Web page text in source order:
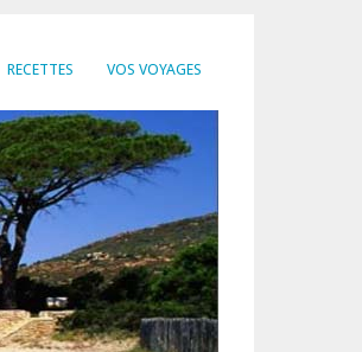
RECETTES VOS VOYAGES